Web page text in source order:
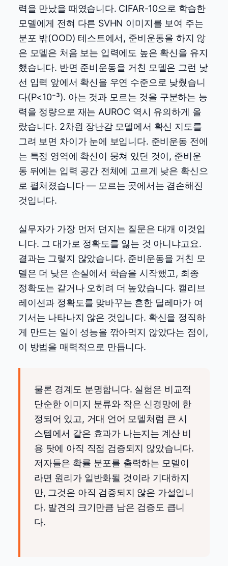
력을 만났을 때였습니다. CIFAR-10으로 학습한
모델에게 전혀 다른 SVHN 이미지를 보여 주는
분포 밖(OOD) 테스트에서, 준비운동을 하지 않
은 모델은 처음 보는 입력에도 높은 확신을 유지
했습니다. 반면 준비운동을 거친 모델은 그런 낯
선 입력 앞에서 확신을 우연 수준으로 낮췄습니
다(P<10⁻³). 아는 것과 모르는 것을 구분하는 능
력을 정량으로 재는 AUROC 역시 유의하게 올
랐습니다. 2차원 장난감 모델에서 확신 지도를
그려 보면 차이가 눈에 보입니다. 준비운동 전에
는 특정 영역에 확신이 뭉쳐 있던 것이, 준비운
동 뒤에는 입력 공간 전체에 고르게 낮은 확신으
로 펼쳐졌습니다 — 모르는 곳에서는 겸손해진
것입니다.
실무자가 가장 먼저 던지는 질문은 대개 이것입
니다. 그 대가로 정확도를 잃는 것 아니냐고요.
결과는 그렇지 않았습니다. 준비운동을 거친 모
델은 더 낮은 손실에서 학습을 시작했고, 최종
정확도는 같거나 오히려 더 높았습니다. 캘리브
레이션과 정확도를 맞바꾸는 흔한 딜레마가 여
기서는 나타나지 않은 것입니다. 확신을 정직하
게 만드는 일이 성능을 깎아먹지 않았다는 점이,
이 방법을 매력적으로 만듭니다.
물론 경계도 분명합니다. 실험은 비교적
단순한 이미지 분류와 작은 신경망에 한
정되어 있고, 거대 언어 모델처럼 큰 시
스템에서 같은 효과가 나는지는 계산 비
용 탓에 아직 직접 검증되지 않았습니다.
저자들은 확률 분포를 출력하는 모델이
라면 원리가 일반화될 것이라 기대하지
만, 그것은 아직 검증되지 않은 가설입니
다. 발견의 크기만큼 남은 검증도 큽니
다.